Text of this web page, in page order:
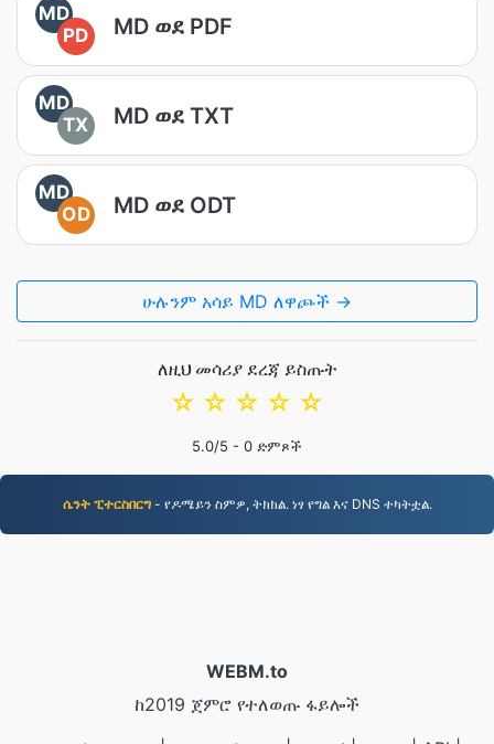
MD
PD
MD ወደ PDF
MD
TX
MD ወደ TXT
MD
OD
MD ወደ ODT
ሁሉንም አሳይ MD ለዋጮች →
ለዚህ መሳሪያ ደረጃ ይስጡት
☆
☆
☆
☆
☆
5.0/5 - 0 ድምጾች
ሴንት ፒተርስበርግ- የዶሜይን ስምዎ, ትክክል. ነፃ የግል እና DNS ተካትቷል.
WEBM.to
ከ2019 ጀምሮ የተለወጡ ፋይሎች